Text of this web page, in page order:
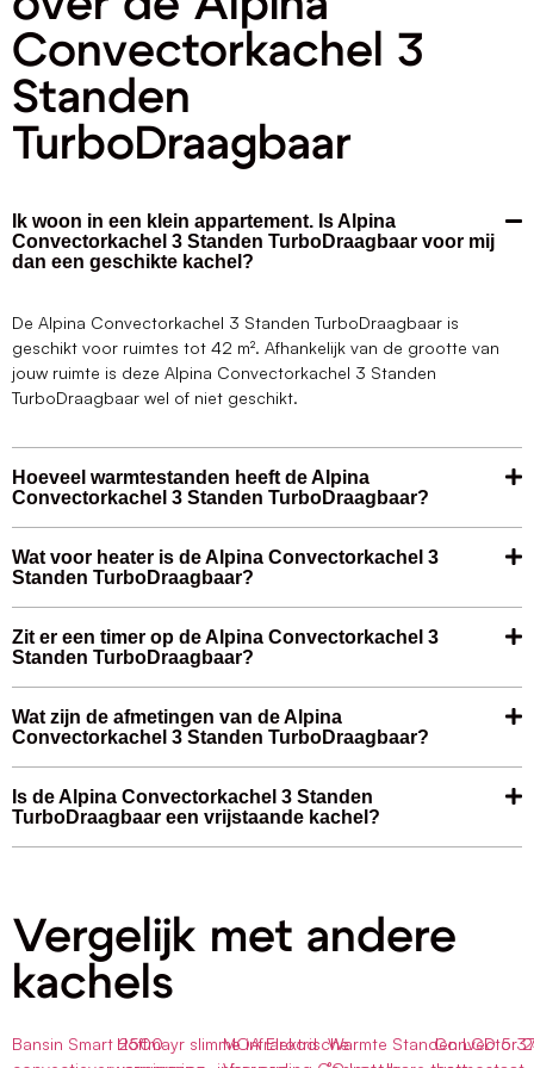
Convectorkachel 3
Standen
TurboDraagbaar
Ik woon in een klein appartement. Is Alpina
Convectorkachel 3 Standen TurboDraagbaar voor mij
dan een geschikte kachel?
De Alpina Convectorkachel 3 Standen TurboDraagbaar is
geschikt voor ruimtes tot 42 m². Afhankelijk van de grootte van
jouw ruimte is deze Alpina Convectorkachel 3 Standen
TurboDraagbaar wel of niet geschikt.
Hoeveel warmtestanden heeft de Alpina
Convectorkachel 3 Standen TurboDraagbaar?
Wat voor heater is de Alpina Convectorkachel 3
Standen TurboDraagbaar?
Zit er een timer op de Alpina Convectorkachel 3
Standen TurboDraagbaar?
Wat zijn de afmetingen van de Alpina
Convectorkachel 3 Standen TurboDraagbaar?
Is de Alpina Convectorkachel 3 Standen
TurboDraagbaar een vrijstaande kachel?
Vergelijk met andere
kachels
Bansin Smart 2500Höffmayr slimme infrarood
MOA ElektrischeWarmte Standen LCD 5
Convector